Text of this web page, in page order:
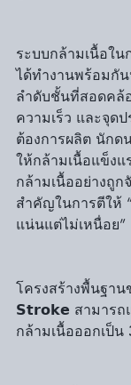
ระบบกล้ามเนื้อใ
ได้ทำงานพร้อมกั
ลำดับชั้นที่สอดคล้
ความเร็ว และจุด
ต้องการผลิต นักด
ให้กล้ามเนื้อแข็งแ
กล้ามเนื้ออย่างถูก
สำคัญในการตีให้
แน่นแต่ไม่เหนื่อย”
โครงสร้างพื้นฐาน
𝗦𝘁𝗿𝗼𝗸𝗲 สามารถ
กล้ามเนื้อออกเป็